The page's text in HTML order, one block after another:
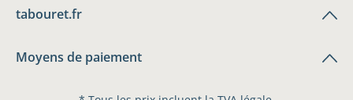
tabouret.fr
Moyens de paiement